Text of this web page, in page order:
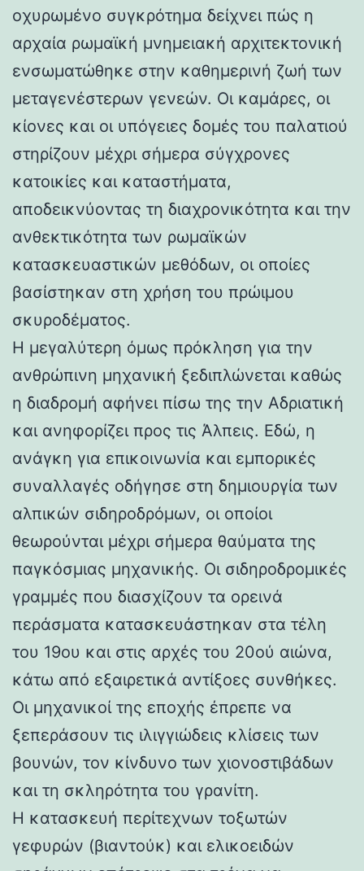
οχυρωμένο συγκρότημα δείχνει πώς η
αρχαία ρωμαϊκή μνημειακή αρχιτεκτονική
ενσωματώθηκε στην καθημερινή ζωή των
μεταγενέστερων γενεών. Οι καμάρες, οι
κίονες και οι υπόγειες δομές του παλατιού
στηρίζουν μέχρι σήμερα σύγχρονες
κατοικίες και καταστήματα,
αποδεικνύοντας τη διαχρονικότητα και την
ανθεκτικότητα των ρωμαϊκών
κατασκευαστικών μεθόδων, οι οποίες
βασίστηκαν στη χρήση του πρώιμου
σκυροδέματος.
Η μεγαλύτερη όμως πρόκληση για την
ανθρώπινη μηχανική ξεδιπλώνεται καθώς
η διαδρομή αφήνει πίσω της την Αδριατική
και ανηφορίζει προς τις Άλπεις. Εδώ, η
ανάγκη για επικοινωνία και εμπορικές
συναλλαγές οδήγησε στη δημιουργία των
αλπικών σιδηροδρόμων, οι οποίοι
θεωρούνται μέχρι σήμερα θαύματα της
παγκόσμιας μηχανικής. Οι σιδηροδρομικές
γραμμές που διασχίζουν τα ορεινά
περάσματα κατασκευάστηκαν στα τέλη
του 19ου και στις αρχές του 20ού αιώνα,
κάτω από εξαιρετικά αντίξοες συνθήκες.
Οι μηχανικοί της εποχής έπρεπε να
ξεπεράσουν τις ιλιγγιώδεις κλίσεις των
βουνών, τον κίνδυνο των χιονοστιβάδων
και τη σκληρότητα του γρανίτη.
Η κατασκευή περίτεχνων τοξωτών
γεφυρών (βιαντούκ) και ελικοειδών